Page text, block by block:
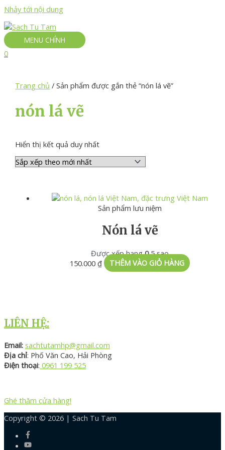
Nhảy tới nội dung
MENU CHÍNH
0
Trang chủ / Sản phẩm được gắn thẻ “nón lá vẽ”
nón lá vẽ
Hiển thị kết quả duy nhất
Sản phẩm lưu niệm
Nón lá vẽ
Được xếp hạng05 sao
150.000₫ THÊM VÀO GIỎ HÀNG
LIÊN HỆ:
Email: sachtutamhp@gmail.com
Địa chỉ: Phố Văn Cao, Hải Phòng
Điện thoại: 0961 199 525
Ghé thăm cửa hàng!
Copyright © 2026 | Sach Tu Tam